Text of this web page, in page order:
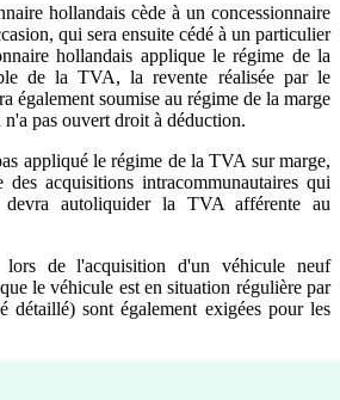
hollandais cède à un concessionnaire
qui sera ensuite cédé à un particulier
hollandais applique le régime de la
de la TVA, la revente réalisée par le
également soumise au régime de la marge
pas ouvert droit à déduction.
appliqué le régime de la TVA sur marge,
acquisitions intracommunautaires qui
devra autoliquider la TVA afférente au
lors de l'acquisition d'un véhicule neuf
le véhicule est en situation régulière par
sont également exigées pour les